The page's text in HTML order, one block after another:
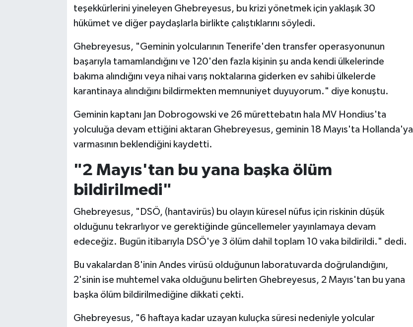
teşekkürlerini yineleyen Ghebreyesus, bu krizi yönetmek için yaklaşık 30
hükümet ve diğer paydaşlarla birlikte çalıştıklarını söyledi.
Ghebreyesus, "Geminin yolcularının Tenerife'den transfer operasyonunun
başarıyla tamamlandığını ve 120'den fazla kişinin şu anda kendi ülkelerinde
bakıma alındığını veya nihai varış noktalarına giderken ev sahibi ülkelerde
karantinaya alındığını bildirmekten memnuniyet duyuyorum." diye konuştu.
Geminin kaptanı Jan Dobrogowski ve 26 mürettebatın hala MV Hondius'ta
yolculuğa devam ettiğini aktaran Ghebreyesus, geminin 18 Mayıs'ta Hollanda'ya
varmasının beklendiğini kaydetti.
"2 Mayıs'tan bu yana başka ölüm
bildirilmedi"
Ghebreyesus, "DSÖ, (hantavirüs) bu olayın küresel nüfus için riskinin düşük
olduğunu tekrarlıyor ve gerektiğinde güncellemeler yayınlamaya devam
edeceğiz. Bugün itibarıyla DSÖ'ye 3 ölüm dahil toplam 10 vaka bildirildi." dedi.
Bu vakalardan 8'inin Andes virüsü olduğunun laboratuvarda doğrulandığını,
2'sinin ise muhtemel vaka olduğunu belirten Ghebreyesus, 2 Mayıs'tan bu yana
başka ölüm bildirilmediğine dikkati çekti.
Ghebreyesus, "6 haftaya kadar uzayan kuluçka süresi nedeniyle yolcular